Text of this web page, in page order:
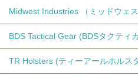
Midwest Industries （ミッドウェ
BDS Tactical Gear (BDSタクティ
TR Holsters (ティーアールホルス